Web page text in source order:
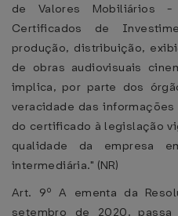
de Valores Mobiliários
Certificados de
produção, distribuição,
de obras audiovisuais
implica, por parte dos
veracidade das
do certificado à legislação
qualidade da empresa
intermediária." (NR)
Art. 9º A ementa da
setembro de 2020,